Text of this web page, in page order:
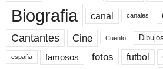
Biografia canal canales
Cantantes Cine Cuento
españa famosos fotos futbol